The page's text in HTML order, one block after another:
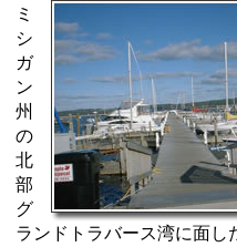
ミ
シ
ガ
ン
州
の
北
部
グ
ランドトラバース湾に面し